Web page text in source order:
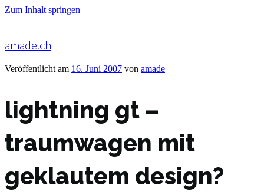
Zum Inhalt springen
amade.ch
Veröffentlicht am 16. Juni 2007 von amade
lightning gt –
traumwagen mit
geklautem design?